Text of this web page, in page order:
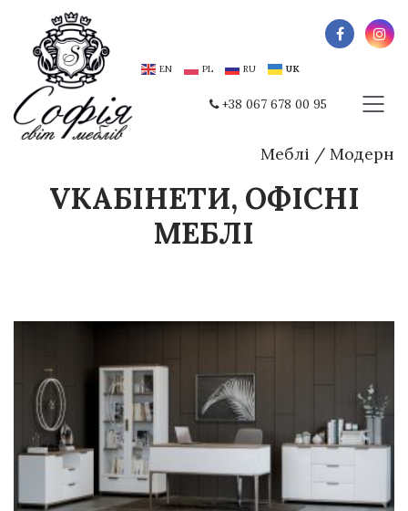
EN PL RU UK
+38 067 678 00 95
Меблі / Модерн
VКАБІНЕТИ, ОФІСНІ
МЕБЛІ